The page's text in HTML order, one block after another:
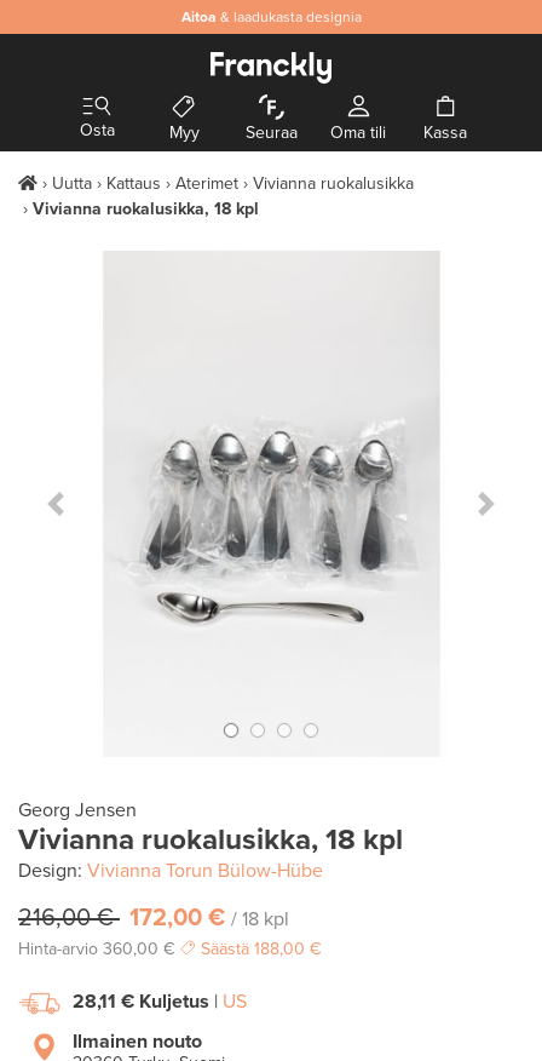
Aitoa & laadukasta designia
Osta Myy Seuraa Oma tili Kassa
Uutta Kattaus Aterimet
Vivianna ruokalusikka
Vivianna ruokalusikka, 18 kpl
Previous Slide Next
Georg Jensen
Vivianna ruokalusikka, 18 kpl
Design: Vivianna Torun Bülow-Hübe
216,00 € 172,00 € / 18 kpl
Hinta-arvio 360,00 € Säästä 188,00 €
28,11 € Kuljetus | US
Ilmainen nouto